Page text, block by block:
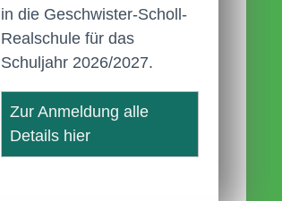
in die Geschwister-Scholl-
Realschule für das
Schuljahr 2026/2027.
Zur Anmeldung alle
Details hier